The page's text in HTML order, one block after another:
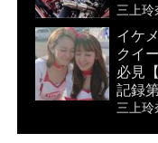
三上玲
イケ
クイ
必見
記録
三上玲